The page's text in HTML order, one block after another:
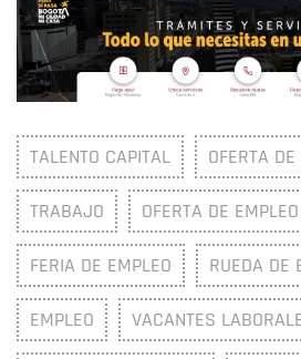
TALENTO CAPITAL OFERTA
TRABAJO OFERTA DE EMPLEO
FERIA DE EMPLEO RUEDA DE
EMPLEO VACANTES